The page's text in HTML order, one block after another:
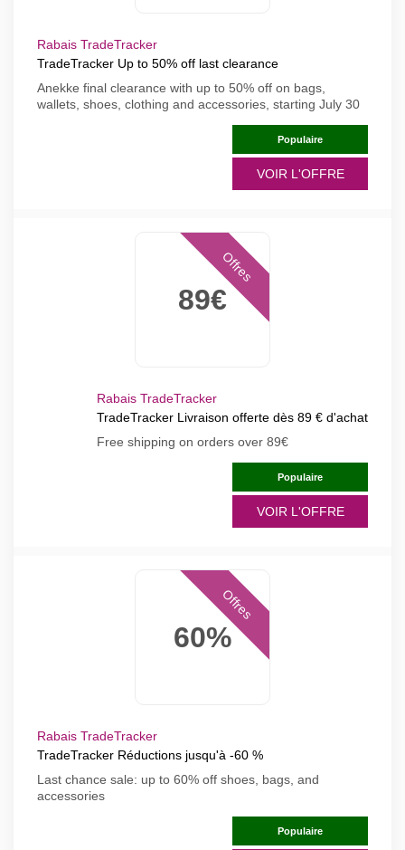
Rabais TradeTracker
TradeTracker Up to 50% off last clearance
Anekke final clearance with up to 50% off on bags,
wallets, shoes, clothing and accessories, starting July 30
Populaire
VOIR L'OFFRE
89€
Offres
Rabais TradeTracker
TradeTracker Livraison offerte dès 89 € d'achat
Free shipping on orders over 89€
Populaire
VOIR L'OFFRE
60%
Offres
Rabais TradeTracker
TradeTracker Réductions jusqu'à -60 %
Last chance sale: up to 60% off shoes, bags, and
accessories
Populaire